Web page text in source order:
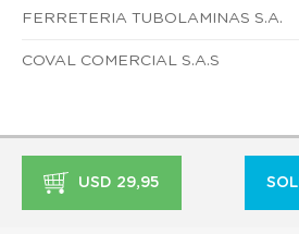
FERRETERIA TUBOLAMINAS S.A.
COVAL COMERCIAL S.A.S
USD 29,95